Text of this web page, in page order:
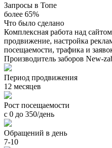
Запросы в Топе
более 65%
Что было сделано
Комплексная работа над
продвижение, настройка
посещаемости, трафика и
Производитель заборов New-
Период продвижения
12 месяцев
Рост посещаемости
с 0 до 350/день
Обращений в день
7-10